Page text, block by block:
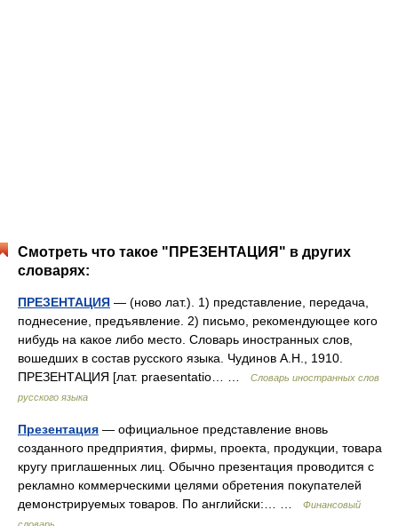
Смотреть что такое "ПРЕЗЕНТАЦИЯ" в других
словарях:
ПРЕЗЕНТАЦИЯ — (ново лат.). 1) представление, передача,
поднесение, предъявление. 2) письмо, рекомендующее кого
нибудь на какое либо место. Словарь иностранных слов,
вошедших в состав русского языка. Чудинов А.Н., 1910.
ПРЕЗЕНТАЦИЯ [лат. praesentatio… …
Словарь иностранных слов
русского языка
Презентация — официальное представление вновь
созданного предприятия, фирмы, проекта, продукции, товара
кругу приглашенных лиц. Обычно презентация проводится с
рекламно коммерческими целями обретения покупателей
демонстрируемых товаров. По английски:… …
Финансовый